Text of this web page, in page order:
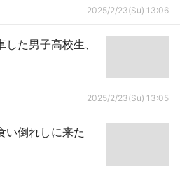
2025/2/23(Su) 13:06
した男子高校生、
2025/2/23(Su) 13:05
い倒れしに来た